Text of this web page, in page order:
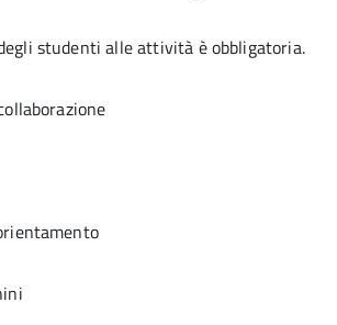
studenti alle attività è obbligatoria.